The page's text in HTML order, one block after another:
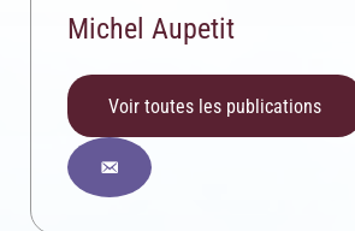
Michel Aupetit
Voir toutes les publications